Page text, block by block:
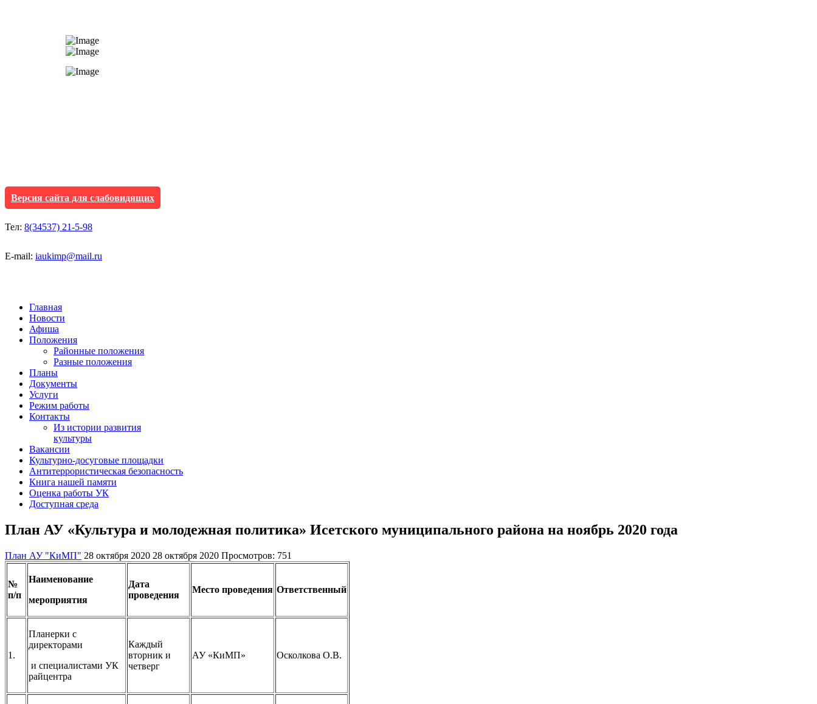
Версия сайта для слабовидящих
Тел: 8(34537) 21-5-98
E-mail: iaukimp@mail.ru
Главная
Новости
Афиша
Положения
Районные положения
Разные положения
Планы
Документы
Услуги
Режим работы
Контакты
Из истории развития
культуры
Вакансии
Культурно-досуговые площадки
Антитеррористическая безопасность
Книга нашей памяти
Оценка работы УК
Доступная среда
План АУ «Культура и молодежная политика» Исетского муниципального района на ноябрь 2020 года
План АУ "КиМП" 28 октября 2020 28 октября 2020 Просмотров: 751
№
п/п
Наименование
мероприятия
Дата
проведения
Место проведения Ответственный
1.
Планерки с
директорами
и специалистами УК
райцентра
Каждый
вторник и
четверг
АУ «КиМП» Осколкова О.В.